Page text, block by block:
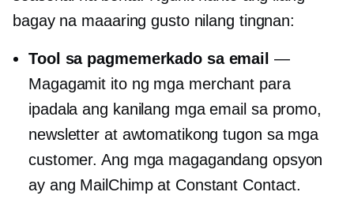
bagay na maaaring gusto nilang tingnan:
Tool sa pagmemerkado sa email —
Magagamit ito ng mga merchant para
ipadala ang kanilang mga email sa promo,
newsletter at awtomatikong tugon sa mga
customer. Ang mga magagandang opsyon
ay ang MailChimp at Constant Contact.